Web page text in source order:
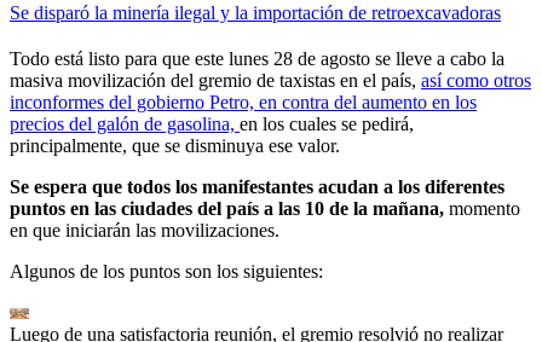
Se disparó la minería ilegal y la importación de retroexcavadoras
Todo está listo para que este lunes 28 de agosto se lleve a cabo la
masiva movilización del gremio de taxistas en el país, así como otros
inconformes del gobierno Petro, en contra del aumento en los
precios del galón de gasolina, en los cuales se pedirá,
principalmente, que se disminuya ese valor.
Se espera que todos los manifestantes acudan a los diferentes
puntos en las ciudades del país a las 10 de la mañana, momento
en que iniciarán las movilizaciones.
Algunos de los puntos son los siguientes:
Luego de una satisfactoria reunión, el gremio resolvió no realizar